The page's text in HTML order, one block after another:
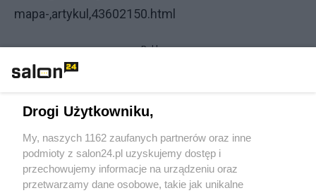
mapa-,artykul,43602150.html
Reklama
https://www.rmf24.pl/fakty/polska/news-grypa-
szaleje-coraz-wiecej-szpitali-wprowadza-zakaz-
https://www.medonet.pl/zdrowie/zdrowie-dla-
kazdego,zasieg-koronawirusa-covid-19--
Drogi Użytkowniku,
My, naszych 1162 zaufanych partnerów oraz inne
podmioty z salon24.pl uzyskujemy dostęp i
przechowujemy informacje na urządzeniu oraz
przetwarzamy dane osobowe, takie jak unikalne